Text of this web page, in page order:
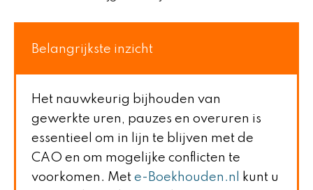
Belangrijkste inzicht
Het nauwkeurig bijhouden van
gewerkte uren, pauzes en overuren is
essentieel om in lijn te blijven met de
CAO en om mogelijke conflicten te
voorkomen. Met e-Boekhouden.nl
kunt u